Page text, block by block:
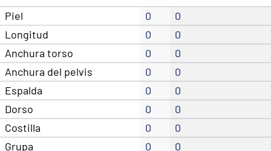
Piel 0
0
Longitud
0
0
Anchura torso
0
0
Anchura del pelvis
0
0
Espalda
0
0
Dorso
0
0
Costilla
0
0
Grupa
0
0